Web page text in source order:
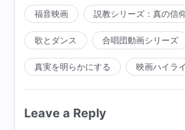
音を広め、神は為すべき業を続ける
業をやめようとはしなかった。神
言葉を受け入れるようになった。な
すからである。神が成し遂げたい
らい。計画を混乱させる者は神に罰
神の業を拒むなら神はその国を滅
う。神が成し遂げたいと願っている
福音映画 説教シリーズ：真の信
歌とダンス 合唱団動画シリーズ
真実を明らかにする 映画ハイラ
Leave a Reply